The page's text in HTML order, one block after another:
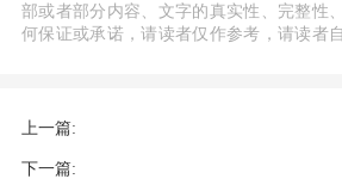
比如：刑事案件中有
钱款收归国库；
部或者部分内容、文字的真实性、完整性
何保证或承诺，请读者仅作参考，请读者
上一篇:
下一篇: